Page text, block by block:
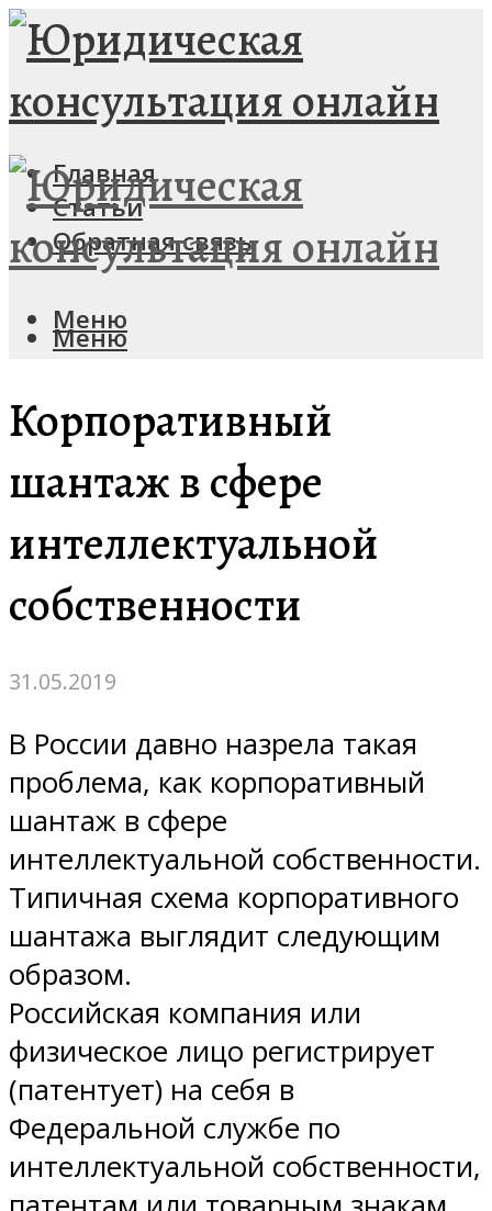
Главная
Статьи
Обратная связь
Меню
Меню
Корпоративный
шантаж в сфере
интеллектуальной
собственности
31.05.2019
В России давно назрела такая
проблема, как корпоративный
шантаж в сфере
интеллектуальной собственности.
Типичная схема корпоративного
шантажа выглядит следующим
образом.
Российская компания или
физическое лицо регистрирует
(патентует) на себя в
Федеральной службе по
интеллектуальной собственности,